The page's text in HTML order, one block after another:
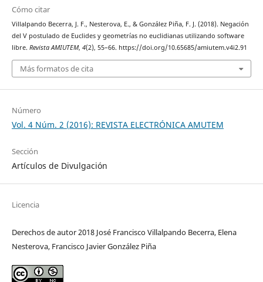
Cómo citar
Villalpando Becerra, J. F., Nesterova, E., & González Piña, F. J. (2018). Negación
del V postulado de Euclides y geometrías no euclidianas utilizando software
libre. Revista AMIUTEM, 4(2), 55–66. https://doi.org/10.65685/amiutem.v4i2.91
Más formatos de cita
Número
Vol. 4 Núm. 2 (2016): REVISTA ELECTRÓNICA AMUTEM
Sección
Artículos de Divulgación
Licencia
Derechos de autor 2018 José Francisco Villalpando Becerra, Elena
Nesterova, Francisco Javier González Piña